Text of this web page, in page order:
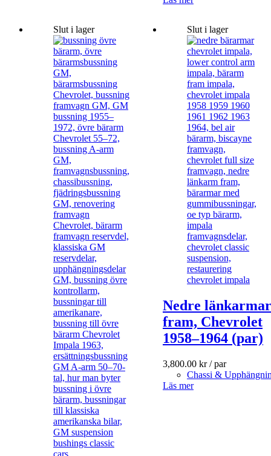
Slut i lager Slut i lager
Nedre länkarmar
fram, Chevrolet
1958–1964 (par)
3,800.00 kr/ par
Chassi &
Läs mer